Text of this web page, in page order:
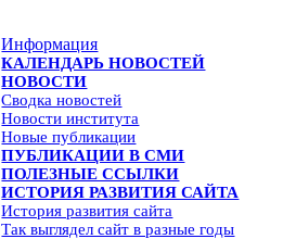
Информация
КАЛЕНДАРЬ НОВОСТЕЙ
НОВОСТИ
Сводка новостей
Новости института
Новые публикации
ПУБЛИКАЦИИ В СМИ
ПОЛЕЗНЫЕ ССЫЛКИ
ИСТОРИЯ РАЗВИТИЯ САЙТА
История развития сайта
Так выглядел сайт в разные годы